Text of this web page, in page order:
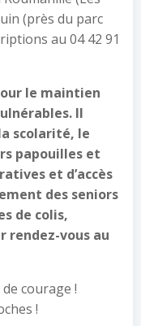
(près du parc
au 04 42 91
le maintien
Il
scolarité, le
papouilles et
et d’accès
des seniors
de colis,
rendez-vous au
courage !
!